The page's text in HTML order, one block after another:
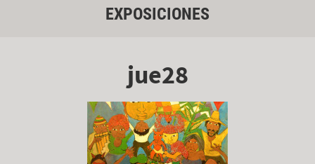
EXPOSICIONES
jue28